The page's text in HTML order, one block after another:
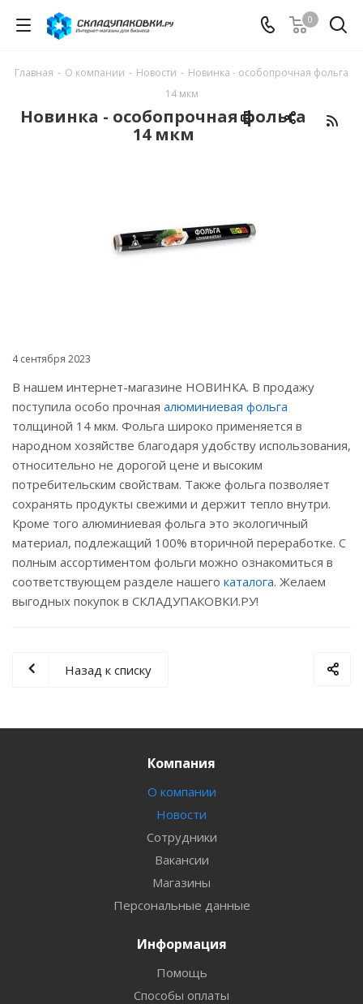
0
Главная - О компании - Новости - Новинка - особопрочная фольга
14 мкм
Новинка - особопрочная фольга
14 мкм
4 сентября 2023
В нашем интернет-магазине НОВИНКА. В продажу
поступила особо прочная алюминиевая фольга
толщиной 14 мкм. Фольга широко применяется в
народном хозяйстве благодаря удобству использования,
относительно не дорогой цене и высоким
потребительским свойствам. Также фольга позволяет
сохранять продукты свежими и держит тепло внутри.
Кроме того алюминиевая фольга это экологичный
материал, подлежащий 100% вторичной переработке. С
полным ассортиментом фольги можно ознакомиться в
соответствующем разделе нашего каталога. Желаем
выгодных покупок в СКЛАДУПАКОВКИ.РУ!
Назад к списку
Компания
О компании
Новости
Сотрудники
Вакансии
Магазины
Персональные данные
Информация
Помощь
Способы оплаты